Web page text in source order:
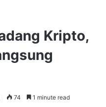
Kripto,
74 1 minute read